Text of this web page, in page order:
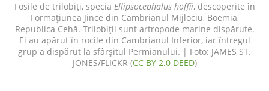
Fosile de trilobiți, specia Ellipsocephalus hoffii, descoperite în
Formațiunea Jince din Cambrianul Mijlociu, Boemia,
Republica Cehă. Trilobiții sunt artropode marine dispărute.
Ei au apărut în rocile din Cambrianul Inferior, iar întregul
grup a dispărut la sfârșitul Permianului. | Foto: JAMES ST.
JONES/FLICKR (CC BY 2.0 DEED)